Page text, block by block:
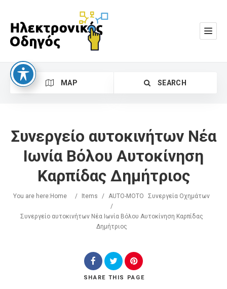
MAP SEARCH
Search
Συνεργείο αυτοκινήτων Νέα
Ιωνία Βόλου Αυτοκίνηση
Καρπίδας Δημήτριος
You are here: Home / Items / AUTO-MOTO
Συνεργεία Οχημάτων
/
Συνεργείο αυτοκινήτων Νέα Ιωνία Βόλου Αυτοκίνηση Καρπίδας
Δημήτριος
SHARE THIS PAGE